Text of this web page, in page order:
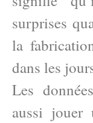
surprises
la
dans les
Les
aussi jouer